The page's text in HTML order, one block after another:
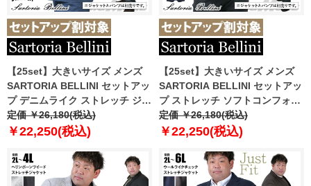
【25set】大きいサイズ メンズ
SARTORIA BELLINI セットアッ
プ デニムライク ストレッチ ジャ
ケット ジャストフィット 軽量 ウ
ォッシャブル イージーケア ライ
定価 ￥26,180(税込)
￥22,250(税込)
【25set】大きいサイズ メンズ
SARTORIA BELLINI セットアッ
プ ストレッチ ソフトコンフォー
トジャージー ジャケット ジャス
トフィット tzjk-2b
定価 ￥26,180(税込)
￥22,250(税込)